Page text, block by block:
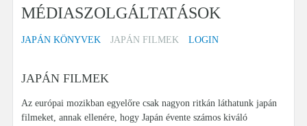
MÉDIASZOLGÁLTATÁSOK
JAPÁN KÖNYVEK JAPÁN FILMEK LOGIN
JAPÁN FILMEK
Az európai mozikban egyelőre csak nagyon ritkán láthatunk japán
filmeket, annak ellenére, hogy Japán évente számos kiváló